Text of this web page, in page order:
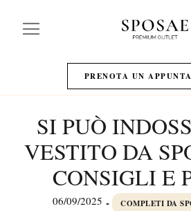
PRENOTA UN
SI PUÒ
VESTITO DA
CONSIGLI E
06/09/2025 - COMPLETI DA